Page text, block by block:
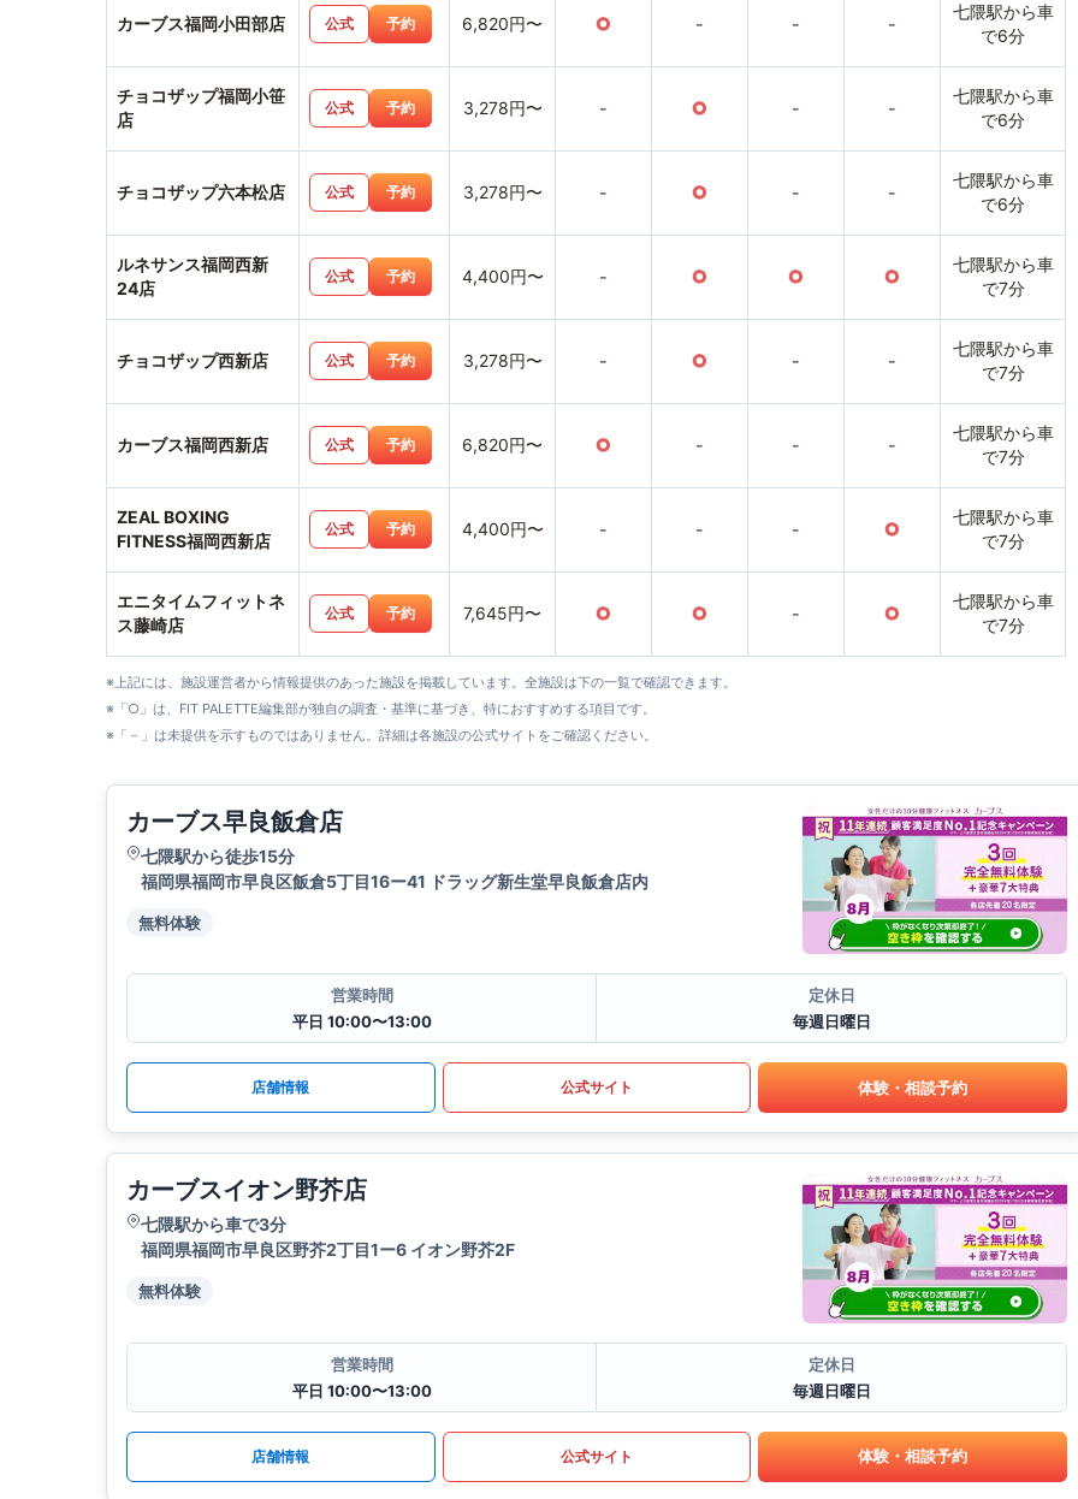
カーブス福岡小田部店 公式 予約 6,820円〜 ○ - - -
七隈駅から車
で6分
チョコザップ福岡小笹
店
公式 予約 3,278円〜 - ○ - -
七隈駅から車
で6分
チョコザップ六本松店 公式 予約 3,278円〜 - ○ - -
七隈駅から車
で6分
ルネサンス福岡西新
24店
公式 予約 4,400円〜 - ○ ○ ○
七隈駅から車
で7分
チョコザップ西新店 公式 予約 3,278円〜 - ○ - -
七隈駅から車
で7分
カーブス福岡西新店 公式 予約 6,820円〜 ○ - - -
七隈駅から車
で7分
ZEAL BOXING
FITNESS福岡西新店
公式 予約 4,400円〜 - - - ○
七隈駅から車
で7分
エニタイムフィットネ
ス藤崎店
公式 予約 7,645円〜 ○ ○ - ○
七隈駅から車
で7分
※上記には、施設運営者から情報提供のあった施設を掲載しています。全施設は下の一覧で確認できます。
※「○」は、FIT PALETTE編集部が独自の調査・基準に基づき、特におすすめする項目です。
※「－」は未提供を示すものではありません。詳細は各施設の公式サイトをご確認ください。
カーブス早良飯倉店
七隈駅から徒歩15分
福岡県福岡市早良区飯倉5丁目16ー41 ドラッグ新生堂早良飯倉店内
無料体験
営業時間
平日 10:00〜13:00
定休日
毎週日曜日
店舗情報 公式サイト 体験・相談予約
カーブスイオン野芥店
七隈駅から車で3分
福岡県福岡市早良区野芥2丁目1ー6 イオン野芥2F
無料体験
営業時間
平日 10:00〜13:00
定休日
毎週日曜日
店舗情報 公式サイト 体験・相談予約